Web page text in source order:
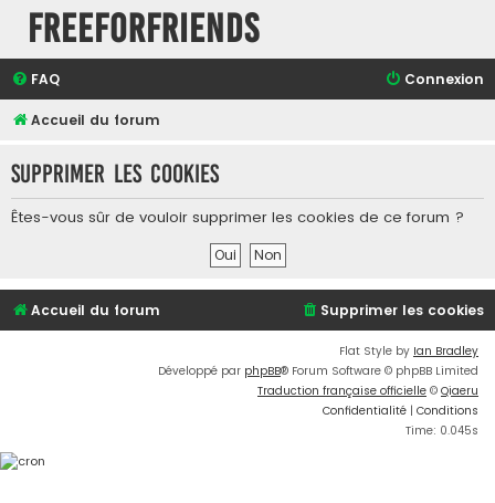
FreeForFriends
FAQ Connexion
Accueil du forum
Supprimer les cookies
Êtes-vous sûr de vouloir supprimer les cookies de ce forum ?
Accueil du forum Supprimer les cookies
Flat Style by Ian Bradley
Développé par phpBB® Forum Software © phpBB Limited
Traduction française officielle © Qiaeru
Confidentialité | Conditions
Time: 0.045s